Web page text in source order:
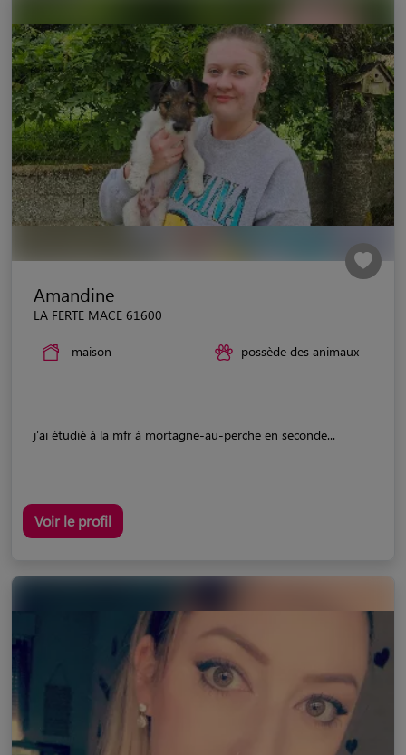
Amandine
LA FERTE MACE 61600
maison possède des animaux
j'ai étudié à la mfr à mortagne-au-perche en seconde...
Voir le profil